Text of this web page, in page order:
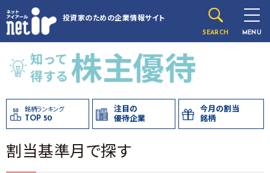
投資家のための企業情報サイト
SEARCH MENU
銘柄ランキング
TOP 50
注目の
優待企業
今月の割当
銘柄
割当基準月で探す